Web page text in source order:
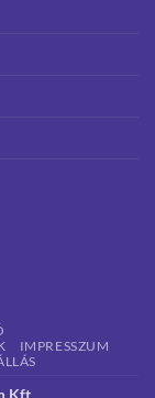
IMPRESSZUM